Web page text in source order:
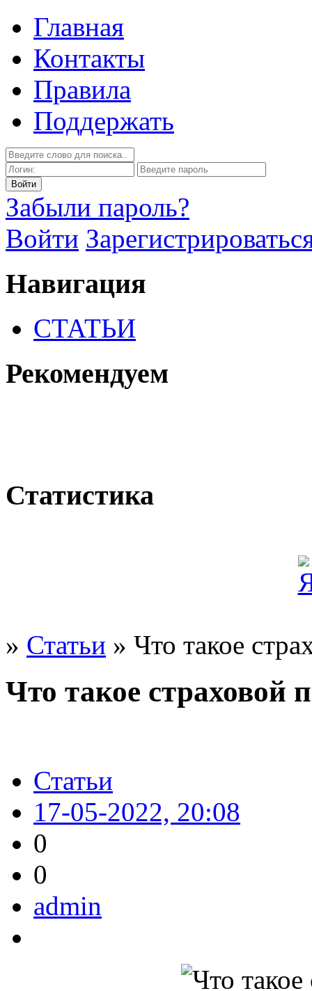
Главная
Контакты
Правила
Поддержать
Забыли пароль?
Войти
Навигация
СТАТЬИ
Рекомендуем
Статистика
» Статьи » Что такое
Что такое страховой
Статьи
17-05-2022, 20:08
0
0
admin